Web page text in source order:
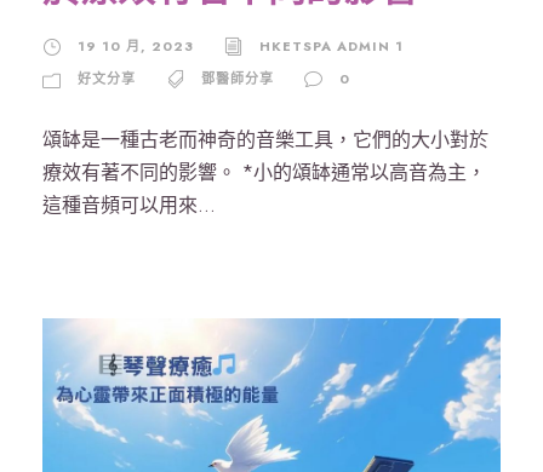
19 10 月, 2023
HKETSPA ADMIN 1
好文分享
鄧醫師分享 0
頌缽是一種古老而神奇的音樂工具，它們的大小對於
療效有著不同的影響。 *小的頌缽通常以高音為主，
這種音頻可以用來...